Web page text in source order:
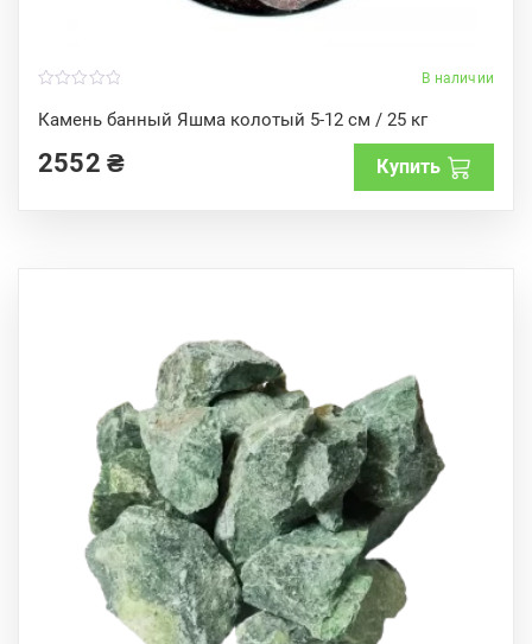
В наличии
Камень банный Яшма колотый 5-12 см / 25 кг
o
u
o
f
2552 ₴ Купить